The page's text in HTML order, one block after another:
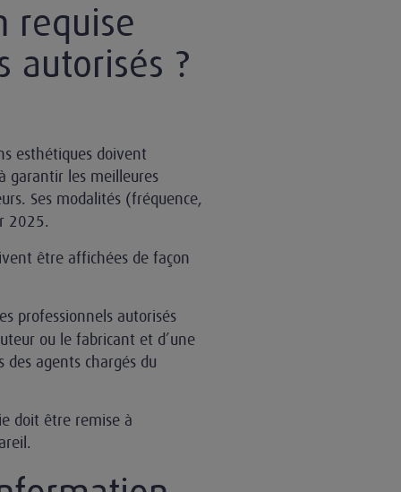
requise
autorisés ?
esthétiques doivent
garantir les meilleures
Ses modalités (fréquence,
2025.
être affichées de façon
professionnels autorisés
ou le fabricant et d’une
agents chargés du
doit être remise à